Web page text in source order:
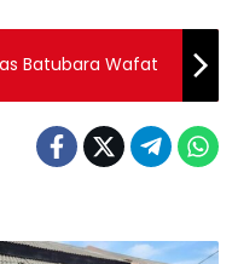
Batubara Wafat